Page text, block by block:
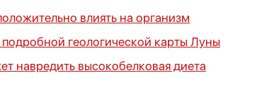
влиять на организм
геологической карты Луны
навредить высокобелковая диета